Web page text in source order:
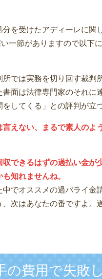
を受けたアディーレに関
一節がありますので以下
所では実務を切り回す裁
面は法律専門家のそれに
してくる」との評判が立
えない、まるで素人のよ
できるはずの過払い金が
知れませんね。
でオススメの過バライ金
次はあなたの番ですよ。
の費用で失敗